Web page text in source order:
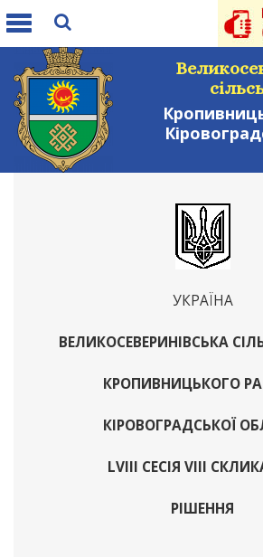
Toggle
УКРАЇНА
ВЕЛИКОСЕВЕРИНІВСЬКА
КРОПИВНИЦЬКОГО
КІРОВОГРАДСЬКОЇ
LVІІІ СЕСІЯ VІІІ
РІШЕННЯ